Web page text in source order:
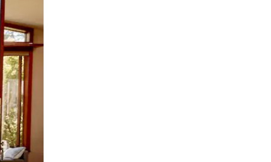
kidole kwenye ishara.